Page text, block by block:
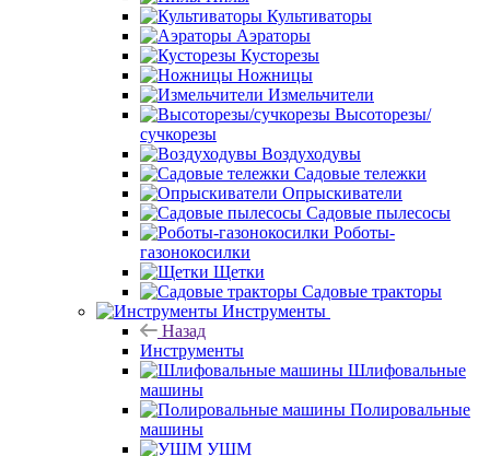
Культиваторы
Аэраторы
Кусторезы
Ножницы
Измельчители
Высоторезы/
сучкорезы
Воздуходувы
Садовые тележки
Опрыскиватели
Садовые пылесосы
Роботы-
газонокосилки
Щетки
Садовые тракторы
Инструменты
Назад
Инструменты
Шлифовальные
машины
Полировальные
машины
УШМ